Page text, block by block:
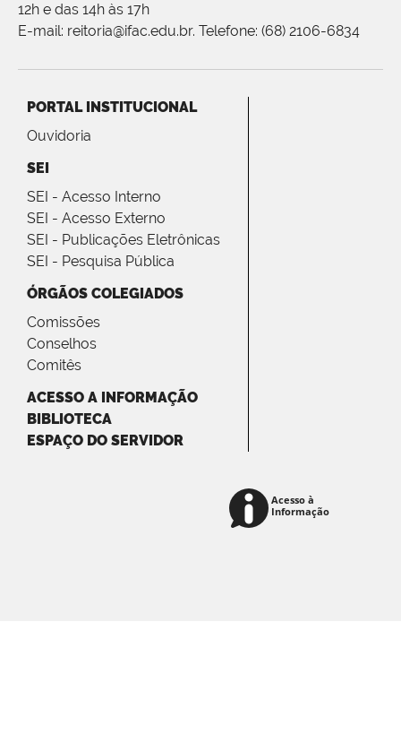
12h e das 14h às 17h
E-mail: reitoria@ifac.edu.br. Telefone: (68) 2106-6834
PORTAL INSTITUCIONAL
Ouvidoria
SEI
SEI - Acesso Interno
SEI - Acesso Externo
SEI - Publicações Eletrônicas
SEI - Pesquisa Pública
ÓRGÃOS COLEGIADOS
Comissões
Conselhos
Comitês
ACESSO A INFORMAÇÃO
BIBLIOTECA
ESPAÇO DO SERVIDOR